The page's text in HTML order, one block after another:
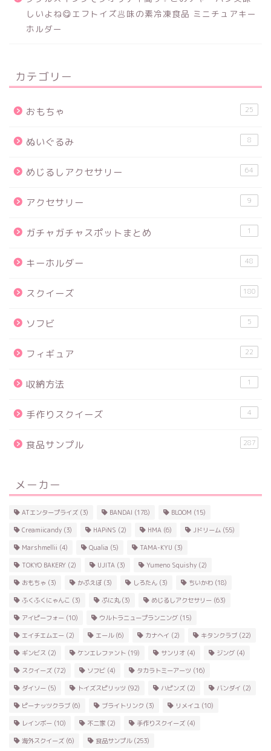
しいよね😋エフトイズ🥟味の素冷凍食品 ミニチュアキー
ホルダー
カテゴリー
おもちゃ 25
ぬいぐるみ 8
めじるしアクセサリー 64
アクセサリー 9
ガチャガチャスポットまとめ 1
キーホルダー 48
スクイーズ 180
ソフビ 5
フィギュア 22
収納方法 1
手作りスクイーズ 4
食品サンプル 287
メーカー
ATエンタープライズ (3) BANDAI (178) BLOOM (15)
Creamiicandy (3) HAPiNS (2) HMA (6) Jドリーム (55)
Marshmellii (4) Qualia (5) TAMA-KYU (3)
TOKYO BAKERY (2) UJITA (3) Yumeno Squishy (2)
おもちゃ (3) かぷえぼ (3) しろたん (3) ちいかわ (18)
ふくふくにゃんこ (3) ぷに丸(3) めじるしアクセサリー (63)
アイピーフォー (10) ウルトラニュープランニング (15)
エイチエムエー (2) エール(6) カナヘイ (2) キタンクラブ (22)
ギンビス (2) ケンエレファント (19) サンリオ (4) ジング (4)
スクイーズ (72) ソフビ (4) タカラトミーアーツ (16)
ダイソー (5) トイズスピリッツ (92) ハピンズ (2) バンダイ (2)
ピーナッツクラブ (6) ブライトリンク (3) リメイユ (10)
レインボー (10) 不二家 (2) 手作りスクイーズ (4)
海外スクイーズ (6) 食品サンプル(253)